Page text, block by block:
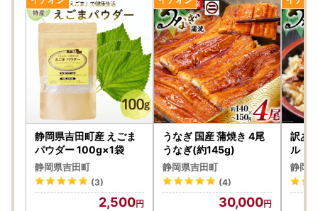
が発生しますので、ご了承ください。
・「のし」可の返礼品を除き、のしの対応はいたしかねま
・配送業者の指定はいたしかねます。また返礼品によって異
なります。
・事前に出荷日のご案内は行っておりません。また、ご要望
をいただいても対応いたしかねます。
・返礼品をお届けする際の配送伝票について、ご依頼主には
ご寄附者様のお名前が入ります。変更はいたしかねますので
ご了承ください。
・お受取人様の郵便受けにお届けする返礼品（メール便）に
つきましては、依頼主様のお名前は配送伝票に印字されませ
ん。なお、ふるさと納税の記載が入りますのでご了承くださ
静岡県吉田町産 えごま
パウダー 100g×1袋
静岡県吉田町
(3)
2,500
うなぎ 国産 蒲焼き 4尾
うなぎ(約145g)
静岡県吉田町
(4)
30,000
訳あ
ルト
分 タ
静岡